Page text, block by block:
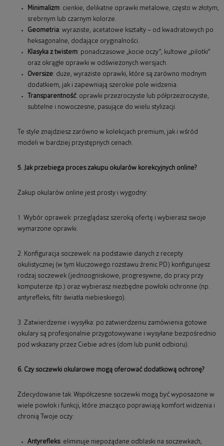
Minimalizm: cienkie, delikatne oprawki metalowe, często w złotym,
srebrnym lub czarnym kolorze.
Geometria: wyraziste, acetatowe kształty – od kwadratowych po
heksagonalne, dodające oryginalności.
Klasyka z twistem: ponadczasowe „kocie oczy”, kultowe „pilotki”
oraz okrągłe oprawki w odświeżonych wersjach.
Oversize: duże, wyraziste oprawki, które są zarówno modnym
dodatkiem, jak i zapewniają szerokie pole widzenia.
Transparentność: oprawki przezroczyste lub półprzezroczyste,
subtelne i nowoczesne, pasujące do wielu stylizacji.
Te style znajdziesz zarówno w kolekcjach premium, jak i wśród
modeli w bardziej przystępnych cenach.
5. Jak przebiega proces zakupu okularów korekcyjnych online?
Zakup okularów online jest prosty i wygodny:
1. Wybór oprawek: przeglądasz szeroką ofertę i wybierasz swoje
wymarzone oprawki.
2. Konfiguracja soczewek: na podstawie danych z recepty
okulistycznej (w tym kluczowego rozstawu źrenic PD) konfigurujesz
rodzaj soczewek (jednoogniskowe, progresywne, do pracy przy
komputerze itp.) oraz wybierasz niezbędne powłoki ochronne (np.
antyrefleks, filtr światła niebieskiego).
3. Zatwierdzenie i wysyłka: po zatwierdzeniu zamówienia gotowe
okulary są profesjonalnie przygotowywane i wysyłane bezpośrednio
pod wskazany przez Ciebie adres (dom lub punkt odbioru).
6. Czy soczewki okularowe mogą oferować dodatkową ochronę?
Zdecydowanie tak. Współczesne soczewki mogą być wyposażone w
wiele powłok i funkcji, które znacząco poprawiają komfort widzenia i
chronią Twoje oczy:
Antyrefleks: eliminuje niepożądane odblaski na soczewkach,